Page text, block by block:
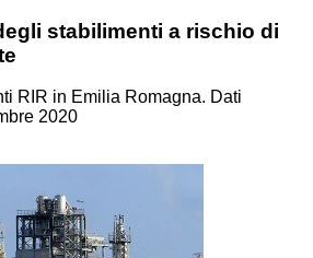
stabilimenti a rischio di
RIR in Emilia Romagna. Dati
2020